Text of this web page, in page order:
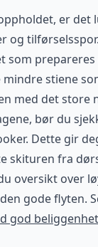
er det
og
som
stiene
med det store
bør du
Dette gir
skituren fra
oversikt over
gode flyten.
god beliggenhet